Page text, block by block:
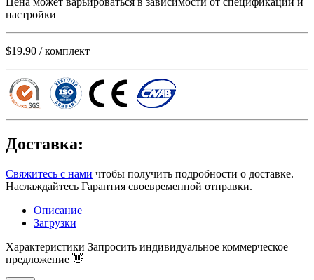
настройки
$19.90 / комплект
Доставка:
Свяжитесь с нами чтобы получить подробности о доставке.
Наслаждайтесь Гарантия своевременной отправки.
Описание
Загрузки
Характеристики Запросить индивидуальное коммерческое
предложение 👋